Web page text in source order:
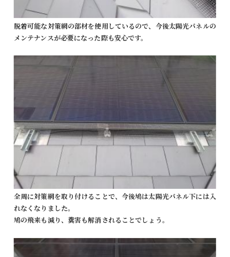
脱着可能な対策網の部材を使用しているので、今後太陽光パネルの
メンテナンスが必要になった際も安心です。
全周に対策網を取り付けることで、今後鳩は太陽光パネル下には入
れなくなりました。
鳩の飛来も減り、糞害も解消されることでしょう。